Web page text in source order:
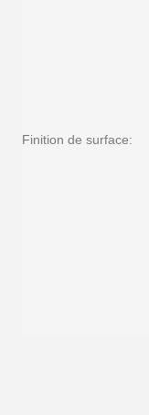
Finition de surface: